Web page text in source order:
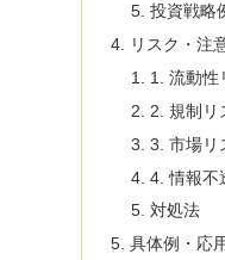
投資戦略
リスク・注
1. 流動性
2. 規制リ
3. 市場リ
4. 情報不
対処法
具体例・応